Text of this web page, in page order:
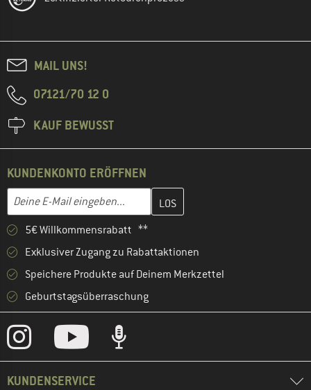
MAIL UNS!
07121/70 12 0
KAUF BEWUSST
KUNDENKONTO ERÖFFNEN
E-Mail-Adresse
Gib hier deine E-Mail-Adresse ein und erstelle im nächsten
5€ Willkommensrabatt **
Exklusiver Zugang zu Rabattaktionen
Speichere Produkte auf Deinem Merkzettel
Geburtstagsüberraschung
KUNDENSERVICE